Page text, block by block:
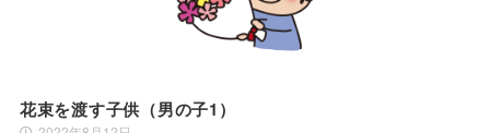
花束を渡す子供（男の子1）